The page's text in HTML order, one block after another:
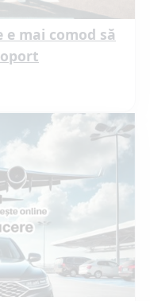
e mai comod să